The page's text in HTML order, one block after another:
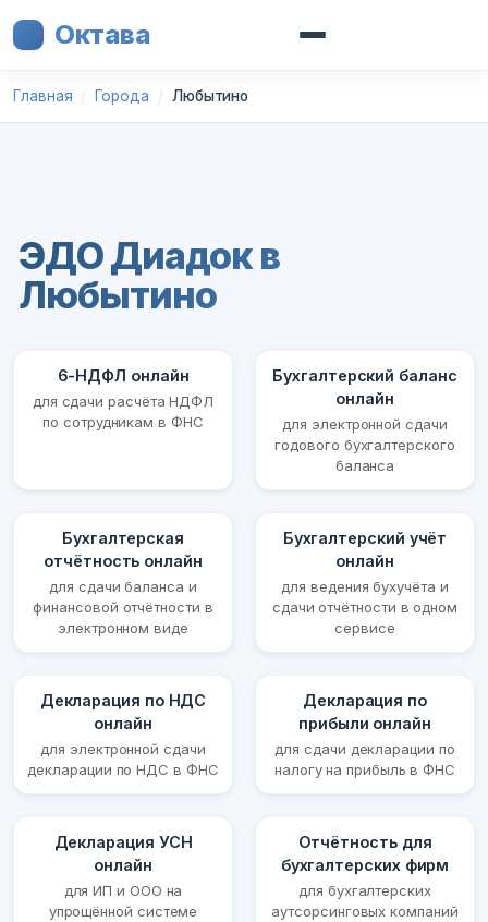
Октава
Главная Города Любытино
ЭДО Диадок в
Любытино
6-НДФЛ онлайн
для сдачи расчёта НДФЛ
по сотрудникам в ФНС
Бухгалтерский баланс
онлайн
для электронной сдачи
годового бухгалтерского
баланса
Бухгалтерская
отчётность онлайн
для сдачи баланса и
финансовой отчётности в
электронном виде
Бухгалтерский учёт
онлайн
для ведения бухучёта и
сдачи отчётности в одном
сервисе
Декларация по НДС
онлайн
для электронной сдачи
декларации по НДС в ФНС
Декларация по
прибыли онлайн
для сдачи декларации по
налогу на прибыль в ФНС
Декларация УСН
онлайн
для ИП и ООО на
упрощённой системе
Отчётность для
бухгалтерских фирм
для бухгалтерских
аутсорсинговых компаний